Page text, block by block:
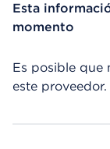
Esta
momento
Es posible que
este proveedor.